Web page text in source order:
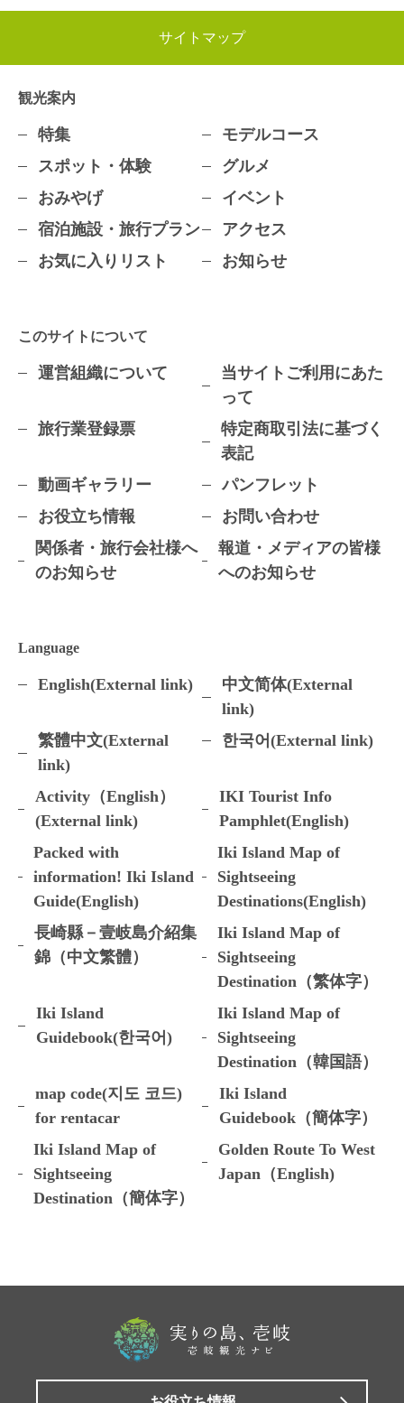
サイトマップ
観光案内
特集
モデルコース
スポット・体験
グルメ
おみやげ
イベント
宿泊施設・旅行プラン
アクセス
お気に入りリスト
お知らせ
このサイトについて
運営組織について
当サイトご利用にあた
って
旅行業登録票
特定商取引法に基づく
表記
動画ギャラリー
パンフレット
お役立ち情報
お問い合わせ
関係者・旅行会社様へ
のお知らせ
報道・メディアの皆様
へのお知らせ
Language
English(External link)
中文简体(External
link)
繁體中文(External
link)
한국어(External link)
Activity（English）
(External link)
IKI Tourist Info
Pamphlet(English)
Packed with
information! Iki Island
Guide(English)
Iki Island Map of
Sightseeing
Destinations(English)
長崎縣－壹岐島介紹集
錦（中文繁體）
Iki Island Map of
Sightseeing
Destination（繁体字）
Iki Island
Guidebook(한국어)
Iki Island Map of
Sightseeing
Destination（韓国語）
map code(지도 코드)
for rentacar
Iki Island
Guidebook（簡体字）
Iki Island Map of
Sightseeing
Destination（簡体字）
Golden Route To West
Japan（English)